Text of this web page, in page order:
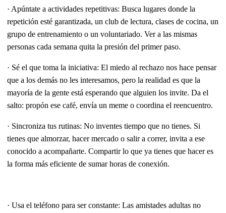
· Apúntate a actividades repetitivas: Busca lugares donde la
repetición esté garantizada, un club de lectura, clases de cocina, un
grupo de entrenamiento o un voluntariado. Ver a las mismas
personas cada semana quita la presión del primer paso.
· Sé el que toma la iniciativa: El miedo al rechazo nos hace pensar
que a los demás no les interesamos, pero la realidad es que la
mayoría de la gente está esperando que alguien los invite. Da el
salto: propón ese café, envía un meme o coordina el reencuentro.
· Sincroniza tus rutinas: No inventes tiempo que no tienes. Si
tienes que almorzar, hacer mercado o salir a correr, invita a ese
conocido a acompañarte. Compartir lo que ya tienes que hacer es
la forma más eficiente de sumar horas de conexión.
· Usa el teléfono para ser constante: Las amistades adultas no